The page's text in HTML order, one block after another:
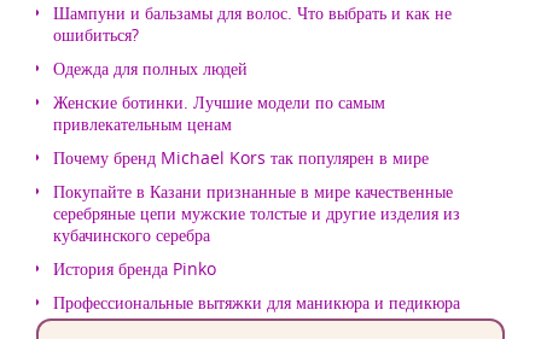
Шампуни и бальзамы для волос. Что выбрать и как не
ошибиться?
Одежда для полных людей
Женские ботинки. Лучшие модели по самым
привлекательным ценам
Почему бренд Michael Kors так популярен в мире
Покупайте в Казани признанные в мире качественные
серебряные цепи мужские толстые и другие изделия из
кубачинского серебра
История бренда Pinko
Профессиональные вытяжки для маникюра и педикюра